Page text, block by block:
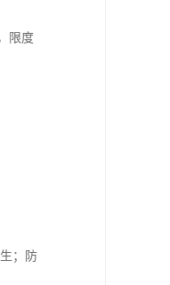
限度
；防